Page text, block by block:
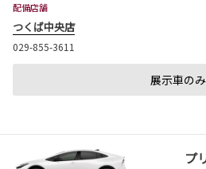
配備店舗
つくば中央店
029-855-3611
展示車のみ
プ